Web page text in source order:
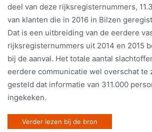
deel van deze rijksregisternummers,
van klanten die in 2016 in Bilzen
Dat is een uitbreiding van de eerdere
rijksregisternummers uit 2014 en 2015
bij de aanval. Het totale aantal
eerdere communicatie wel overschat te
gesteld dat informatie van 311.000
ingekeken.
Verder lezen bij de bron